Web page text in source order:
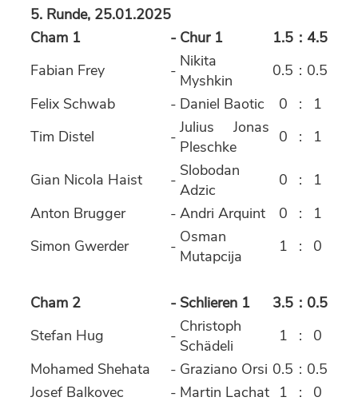
5. Runde, 25.01.2025
Cham 1
- Chur 1 1.5 : 4.5
Fabian Frey
- Nikita
Myshkin
0.5 : 0.5
Felix Schwab
- Daniel Baotic 0 :
1
Tim Distel
- Julius Jonas
Pleschke
0 : 1
Gian Nicola Haist - Slobodan
Adzic
0 :
1
Anton Brugger
- Andri Arquint 0 :
1
Simon Gwerder
- Osman
Mutapcija
1 : 0
Cham 2 - Schlieren 1 3.5 : 0.5
Stefan Hug
- Christoph
Schädeli
1 :
0
Mohamed Shehata
- Graziano Orsi 0.5 : 0.5
Josef Balkovec
- Martin Lachat 1 :
0